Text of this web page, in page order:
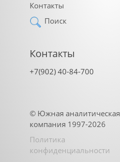
Контакты
Поиск
Контакты
+7(902) 40-84-700
© Южная аналитическая
компания 1997-2026
Политика
конфиденциальности